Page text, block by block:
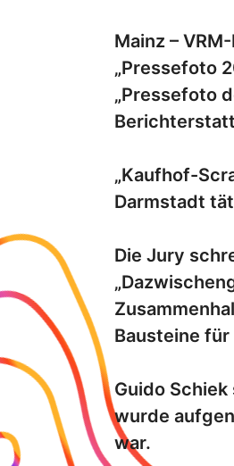
Mainz –
„Pressefoto
„Pressefoto
„Kaufhof-
Darmstadt
Die Jury
Bausteine
Guido Schiek
wurde
war.